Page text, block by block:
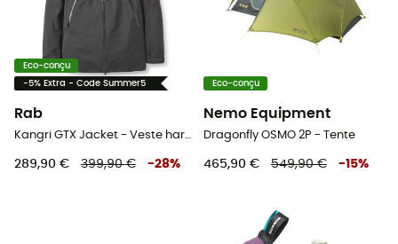
Eco-conçu
-5% Extra - Code Summer5
Rab
Kangri GTX Jacket - Veste hardshell homme
289,90 € 399,90 € -28%
Eco-conçu
Nemo Equipment
Dragonfly OSMO 2P - Tente
465,90 € 549,90 € -15%